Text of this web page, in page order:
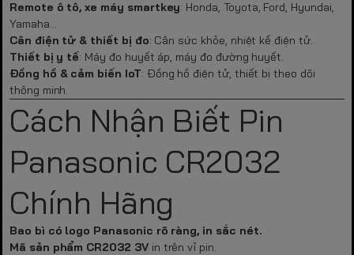
Remote ô tô, xe máy smartkey: Honda, Toyota, Ford, Hyundai,
Yamaha…
Cân điện tử & thiết bị đo: Cân sức khỏe, nhiệt kế điện tử.
Thiết bị y tế: Máy đo huyết áp, máy đo đường huyết.
Đồng hồ & cảm biến IoT: Đồng hồ điện tử, thiết bị theo dõi
thông minh.
Cách Nhận Biết Pin
Panasonic CR2032
Chính Hãng
Bao bì có logo Panasonic rõ ràng, in sắc nét.
Mã sản phẩm CR2032 3Vin trên vỉ pin.